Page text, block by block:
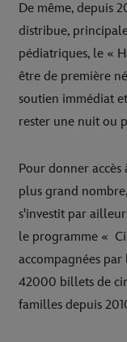
De même, depuis
distribue,
pédiatriques, le «
être de première
soutien immédiat
rester une nuit ou
Pour donner
plus grand
s'investit par
le programme «
accompagnées
42000 billets de
familles depuis